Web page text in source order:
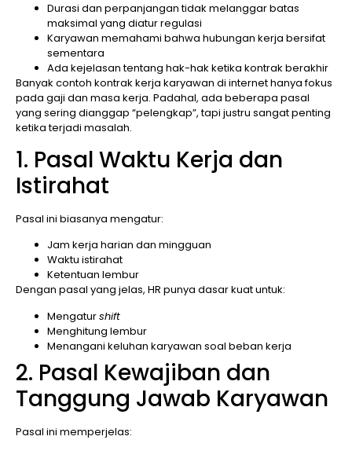
Durasi dan perpanjangan tidak melanggar batas
maksimal yang diatur regulasi
Karyawan memahami bahwa hubungan kerja bersifat
sementara
Ada kejelasan tentang hak-hak ketika kontrak berakhir
Banyak contoh kontrak kerja karyawan di internet hanya fokus
pada gaji dan masa kerja. Padahal, ada beberapa pasal
yang sering dianggap “pelengkap”, tapi justru sangat penting
ketika terjadi masalah.
1. Pasal Waktu Kerja dan
Istirahat
Pasal ini biasanya mengatur:
Jam kerja harian dan mingguan
Waktu istirahat
Ketentuan lembur
Dengan pasal yang jelas, HR punya dasar kuat untuk:
Mengaturshift
Menghitung lembur
Menangani keluhan karyawan soal beban kerja
2. Pasal Kewajiban dan
Tanggung Jawab Karyawan
Pasal ini memperjelas: